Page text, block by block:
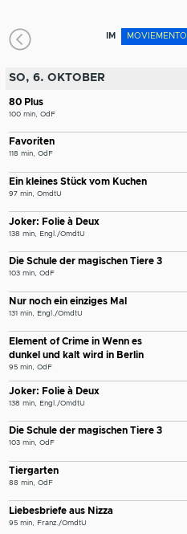
IM MOVIEMENTO
SO, 6. OKTOBER
80 Plus
100 min, OdF
Favoriten
118 min, OdF
Ein kleines Stück vom Kuchen
97 min, OmdtU
Joker: Folie à Deux
138 min, Engl./OmdtU
Die Schule der magischen Tiere 3
103 min, OdF
Nur noch ein einziges Mal
131 min, Engl./OmdtU
Element of Crime in Wenn es
dunkel und kalt wird in Berlin
95 min, OdF
Joker: Folie à Deux
138 min, Engl./OmdtU
Die Schule der magischen Tiere 3
103 min, OdF
Tiergarten
88 min, OdF
Liebesbriefe aus Nizza
95 min, Franz./OmdtU
des Figaro